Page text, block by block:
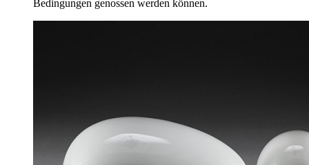
Bedingungen genossen werden können.